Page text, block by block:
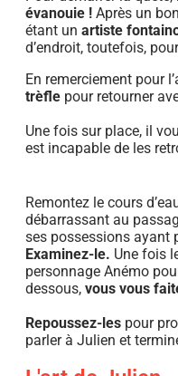
évanouie ! Après un
étant un artiste
d’endroit, toutefois,
En remerciement pour
trèfle pour retourner
Une fois sur place, il
est incapable de les
Remontez le cours
débarrassant au
ses possessions ayant
Examinez-le. Une fois
personnage Anémo
dessous, vous vous
Repoussez-les pour
parler à Julien et